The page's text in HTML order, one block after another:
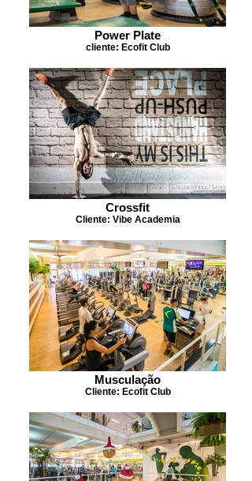
Power Plate
cliente: Ecofit Club
Crossfit
Cliente: Vibe Academia
Musculação
Cliente: Ecofit Club